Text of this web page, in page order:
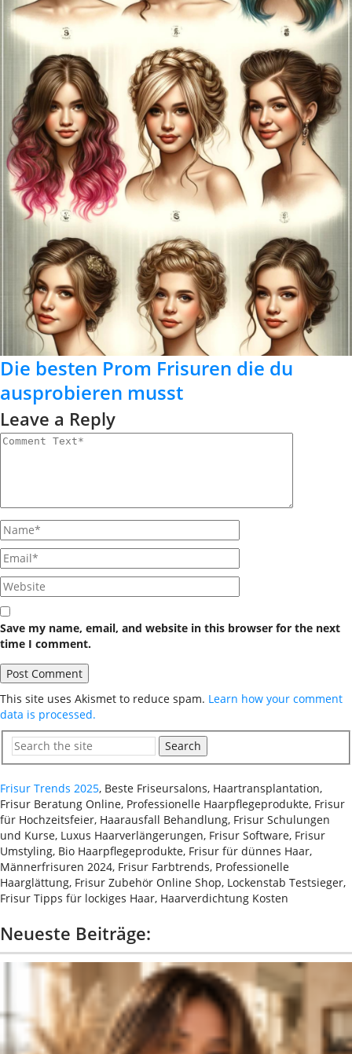
Die besten Prom Frisuren die du
ausprobieren musst
Leave a Reply
Save my name, email, and website in this browser for the next
time I comment.
This site uses Akismet to reduce spam. Learn how your comment
data is processed.
Search
Frisur Trends 2025, Beste Friseursalons, Haartransplantation,
Frisur Beratung Online, Professionelle Haarpflegeprodukte, Frisur
für Hochzeitsfeier, Haarausfall Behandlung, Frisur Schulungen
und Kurse, Luxus Haarverlängerungen, Frisur Software, Frisur
Umstyling, Bio Haarpflegeprodukte, Frisur für dünnes Haar,
Männerfrisuren 2024, Frisur Farbtrends, Professionelle
Haarglättung, Frisur Zubehör Online Shop, Lockenstab Testsieger,
Frisur Tipps für lockiges Haar, Haarverdichtung Kosten
Neueste Beiträge: